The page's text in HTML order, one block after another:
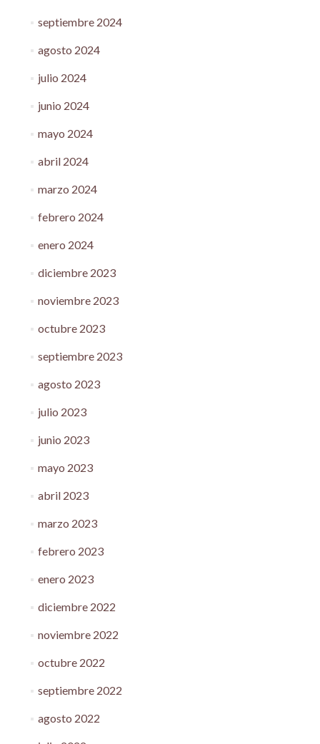
septiembre 2024
agosto 2024
julio 2024
junio 2024
mayo 2024
abril 2024
marzo 2024
febrero 2024
enero 2024
diciembre 2023
noviembre 2023
octubre 2023
septiembre 2023
agosto 2023
julio 2023
junio 2023
mayo 2023
abril 2023
marzo 2023
febrero 2023
enero 2023
diciembre 2022
noviembre 2022
octubre 2022
septiembre 2022
agosto 2022